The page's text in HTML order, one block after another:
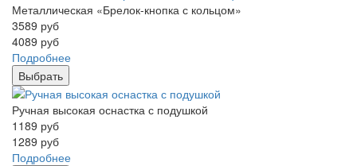
Металлическая «Брелок-кнопка с кольцом»
3589 руб
4089 руб
Подробнее
Выбрать
Ручная высокая оснастка с подушкой
1189 руб
1289 руб
Подробнее